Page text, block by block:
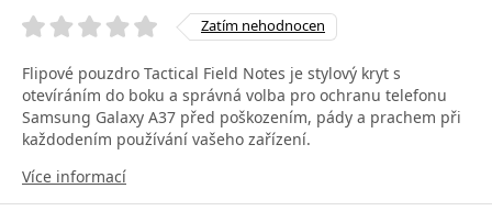
Zatím nehodnocen
Flipové pouzdro Tactical Field Notes je stylový kryt s
otevíráním do boku a správná volba pro ochranu telefonu
Samsung Galaxy A37 před poškozením, pády a prachem při
každodením používání vašeho zařízení.
Více informací